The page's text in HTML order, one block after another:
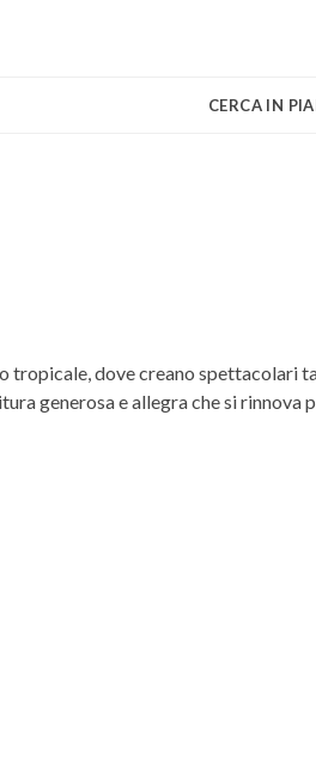
CERCA IN
tropicale, dove creano spettacolari
generosa e allegra che si rinnova